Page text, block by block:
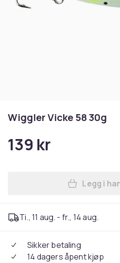
Wiggler Vicke 58 30g
139 kr
Legg i
Ti., 11 aug. - fr., 14 aug.
Sikker betaling
14 dagers åpent kjøp